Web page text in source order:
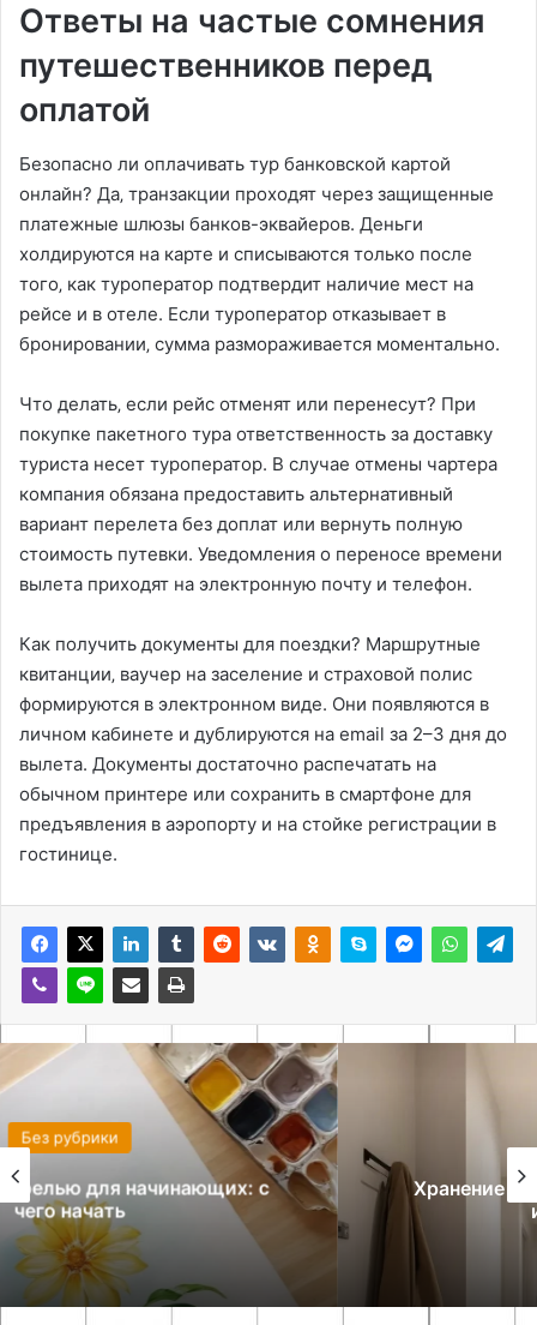
Ответы на частые сомнения
путешественников перед
оплатой
Безопасно ли оплачивать тур банковской картой
онлайн? Да‚ транзакции проходят через защищенные
платежные шлюзы банков-эквайеров. Деньги
холдируются на карте и списываются только после
того‚ как туроператор подтвердит наличие мест на
рейсе и в отеле. Если туроператор отказывает в
бронировании‚ сумма размораживается моментально.
Что делать‚ если рейс отменят или перенесут? При
покупке пакетного тура ответственность за доставку
туриста несет туроператор. В случае отмены чартера
компания обязана предоставить альтернативный
вариант перелета без доплат или вернуть полную
стоимость путевки. Уведомления о переносе времени
вылета приходят на электронную почту и телефон.
Как получить документы для поездки? Маршрутные
квитанции‚ ваучер на заселение и страховой полис
формируются в электронном виде. Они появляются в
личном кабинете и дублируются на email за 2–3 дня до
вылета. Документы достаточно распечатать на
обычном принтере или сохранить в смартфоне для
предъявления в аэропорту и на стойке регистрации в
гостинице.
Без рубрики
Хранение обуви в маленькой прихожей:
идеи и решения